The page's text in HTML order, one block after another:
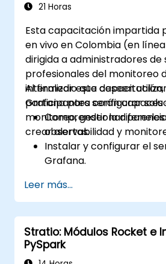
21 Horas
Esta capacitación impartida
en vivo en Colombia (en
dirigida a administradores de
profesionales del monitoreo
intermedio que deseen
Grafana para configurar
monitoreo, gestionar
crear alertas.
Al finalizar esta capacitación,
participantes serán capaces
Comprender la
observabilidad y
Instalar y configurar el
Grafana.
de datos como
ElasticSearch.
Crear, gestionar y
de control y gráficos.
Utilizar variables y
Leer más...
Stratio: Módulos Rocket e
PySpark